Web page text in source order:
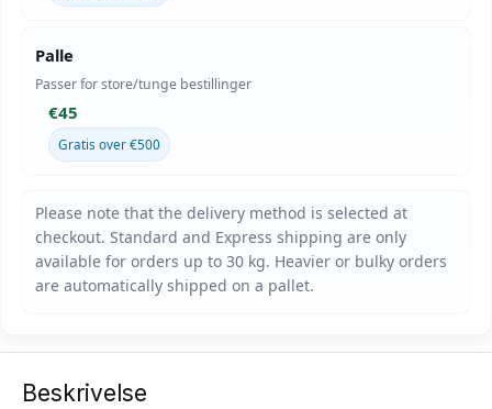
Palle
Passer for store/tunge bestillinger
€45
Gratis over €500
Beskrivelse